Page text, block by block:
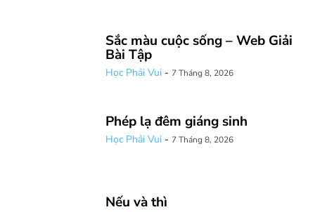
Sắc màu cuộc sống – Web Giải
Bài Tập
Học Phải Vui - 7 Tháng 8, 2026
Phép lạ đêm giáng sinh
Học Phải Vui - 7 Tháng 8, 2026
Nếu và thì